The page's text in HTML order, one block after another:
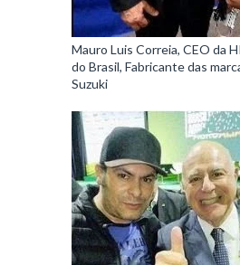
Mauro Luis Correia, CEO da
do Brasil, Fabricante das
Suzuki